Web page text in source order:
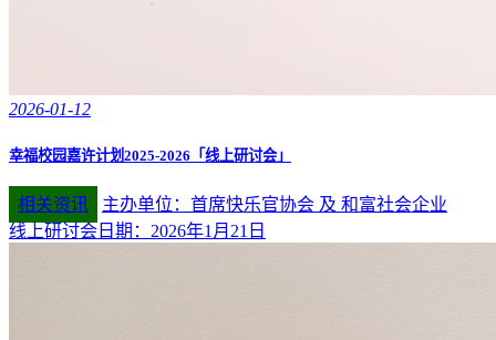
2026-01-12
幸福校园嘉许计划2025-2026「线上研讨会」
相关资讯
主办单位：首席快乐官协会 及 和富社会企业
线上研讨会日期：2026年1月21日